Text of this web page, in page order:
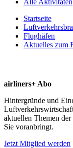
Startseite
Flughäfen
Aktuelles zum
airliners+ Abo
Hintergründe und
aktuellen Themen
Sie voranbringt.
Jetzt Mitglied werden